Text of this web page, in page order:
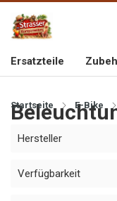
IMPORTEUR VON
Ersatzteile
Startseite E-Bike
Hersteller
Verfügbarkeit